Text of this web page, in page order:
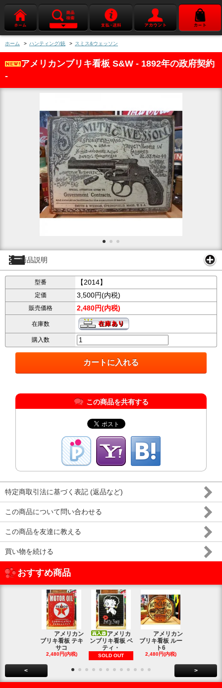
ホーム > ハンティング/銃 > スミス&ウェッソン
アメリカンブリキ看板 S&W - 1892年の政府契約
-
商品説明
型番 【2014】
定価 3,500円(内税)
販売価格 2,480円(内税)
在庫数
購入数
この商品を共有する
特定商取引法に基づく表記 (返品など)
この商品について問い合わせる
この商品を友達に教える
買い物を続ける
おすすめ商品
アメリカン
ブリキ看板 テキ
サコ
2,480円(内税)
アメリカ
ンブリキ看板 ベ
ティ・
SOLD OUT
アメリカン
ブリキ看板 ルー
ト6
2,480円(内税)
< >